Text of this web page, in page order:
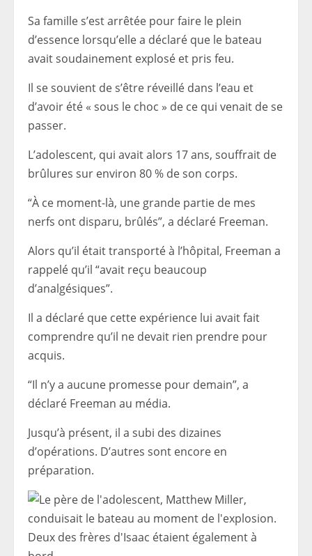
Sa famille s’est arrêtée pour faire le plein
d’essence lorsqu’elle a déclaré que le bateau
avait soudainement explosé et pris feu.
Il se souvient de s’être réveillé dans l’eau et
d’avoir été « sous le choc » de ce qui venait de se
passer.
L’adolescent, qui avait alors 17 ans, souffrait de
brûlures sur environ 80 % de son corps.
“À ce moment-là, une grande partie de mes
nerfs ont disparu, brûlés”, a déclaré Freeman.
Alors qu’il était transporté à l’hôpital, Freeman a
rappelé qu’il “avait reçu beaucoup
d’analgésiques”.
Il a déclaré que cette expérience lui avait fait
comprendre qu’il ne devait rien prendre pour
acquis.
“Il n’y a aucune promesse pour demain”, a
déclaré Freeman au média.
Jusqu’à présent, il a subi des dizaines
d’opérations. D’autres sont encore en
préparation.